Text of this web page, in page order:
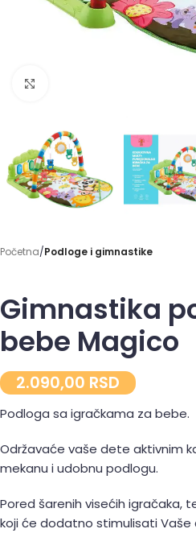
Početna Podloge i gimnastike
Gimnastika
bebe Magico
2.090,00 RSD
Podloga sa igračkama za bebe.
Održavaće vaše dete aktivnim
mekanu i udobnu podlogu.
Pored šarenih visećih igračaka,
koji će dodatno stimulisati Vaše